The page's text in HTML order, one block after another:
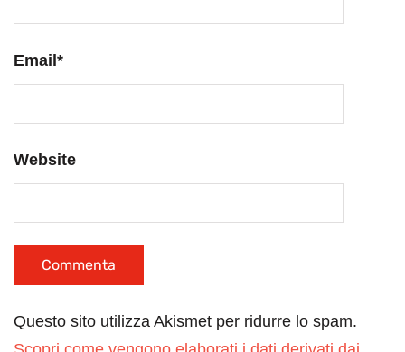
Email *
Website
Questo sito utilizza Akismet per ridurre lo spam.